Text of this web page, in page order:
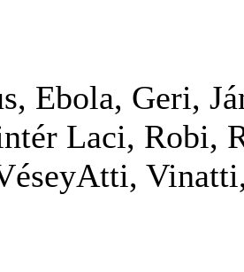
Ebola, Geri,
Laci, Robi,